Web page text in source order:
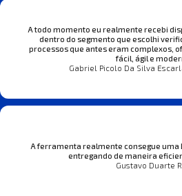
A todo momento eu realmente recebi
dentro do segmento que escolhi
processos que antes eram complexos,
fácil, ágil e
Gabriel Picolo Da Silva
A ferramenta realmente consegue uma
entregando de maneira
Gustavo Duarte